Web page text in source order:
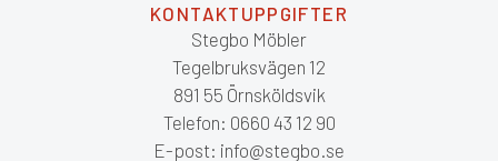
KONTAKTUPPGIFTER
Stegbo Möbler
Tegelbruksvägen 12
891 55 Örnsköldsvik
Telefon: 0660 43 12 90
E-post: info@stegbo.se